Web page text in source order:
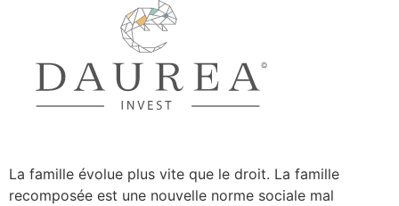
La famille évolue plus vite que le droit. La famille
recomposée est une nouvelle norme sociale mal